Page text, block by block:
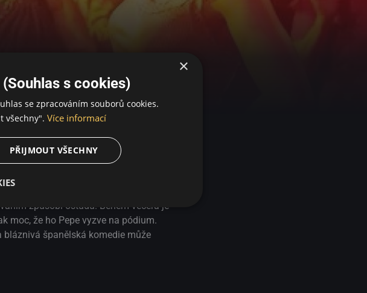
pracuje na stavbě, má rád pivo a je
způsobí ostudu. Během večera je
moc, že ho Pepe vyzve na pódium.
bláznivá španělská komedie může
×
s cookies)
se zpracováním souborů cookies.
všechny". Více informací
PŘIJMOUT VŠECHNY